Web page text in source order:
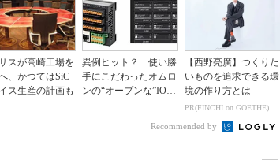
スが高崎工場を
、かつてはSiC
ス生産の計画も
異例ヒット？ 使い勝
手にこだわったオムロ
ンの“オープンな”IO-L
【西野亮廣】つくりた
いものを追求できる環
境の作り方とは
PR(FINCHI on GOETHE)
Recommended by